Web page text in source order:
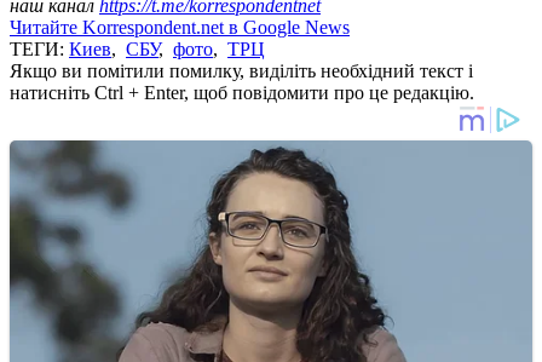
наш канал https://t.me/korrespondentnet
Читайте Korrespondent.net в Google News
ТЕГИ: Киев, СБУ, фото, ТРЦ
Якщо ви помітили помилку, виділіть необхідний текст і
натисніть Ctrl + Enter, щоб повідомити про це редакцію.